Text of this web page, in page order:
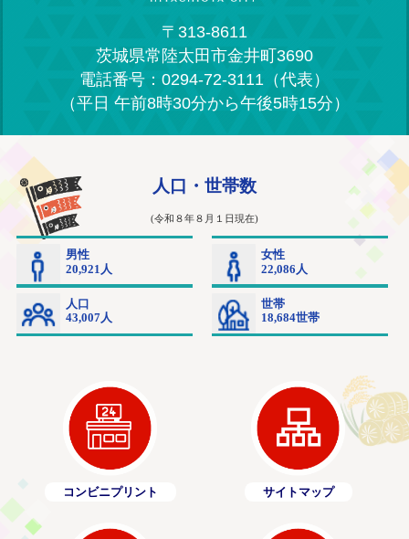
〒313-8611
茨城県常陸太田市金井町3690
電話番号：0294-72-3111（代表）
（平日 午前8時30分から午後5時15分）
コンビニプリント サイトマップ